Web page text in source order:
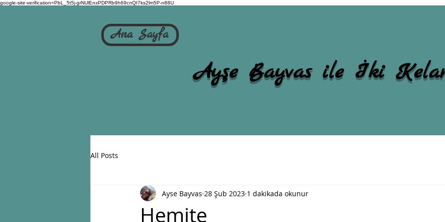
google-site-verification=PbL_5t5j-grNUlEnxPDPRb9h69cnQI7ks2lm5P-n88U
Ana Sayfa
Ayşe Bayvas ile İki
All Posts
Hemite
Ayse Bayvas 28 Şub 2023 1 dakikada okunur